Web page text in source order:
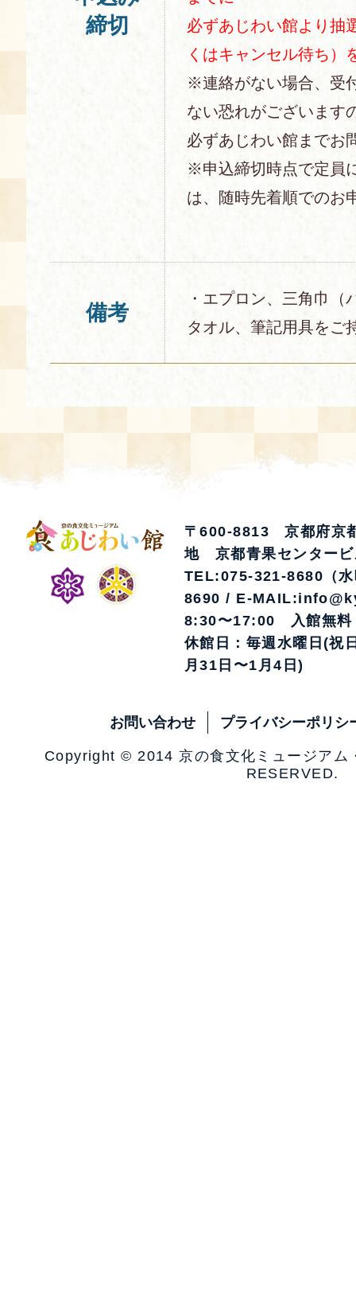
締切
必ずあじわい館より抽
くはキャンセル待ち）
※連絡がない場合、受
ない恐れがございます
必ずあじわい館までお
※申込締切時点で定員
は、随時先着順でのお
備考
・エプロン、三角巾（
タオル、筆記用具をご
〒600-8813 京都府京
地 京都青果センタービ
TEL:075-321-8680（
8690 / E-
8:30〜17:00 入館無料
休館日：毎週水曜日(祝
月31日〜1月4日)
お問い合わせ プライバシーポリシ
Copyright © 2014 京の食文化ミュージア
RESERVED.